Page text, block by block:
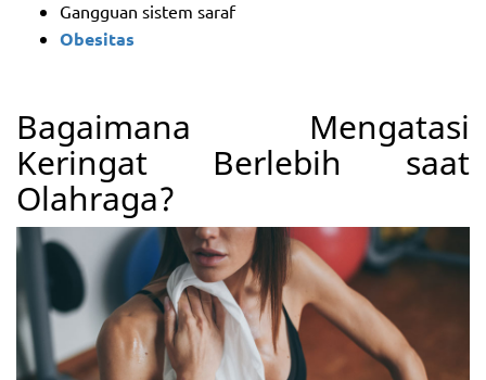
Gangguan sistem saraf
Obesitas
Bagaimana Mengatasi
Keringat Berlebih saat
Olahraga?